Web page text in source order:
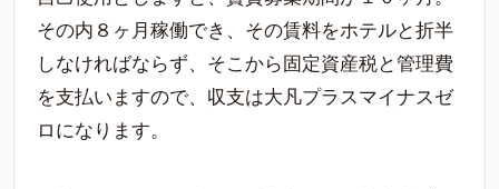
その内８ヶ月稼働でき、その賃料をホテルと折半
しなければならず、そこから固定資産税と管理費
を支払いますので、収支は大凡プラスマイナスゼ
ロになります。